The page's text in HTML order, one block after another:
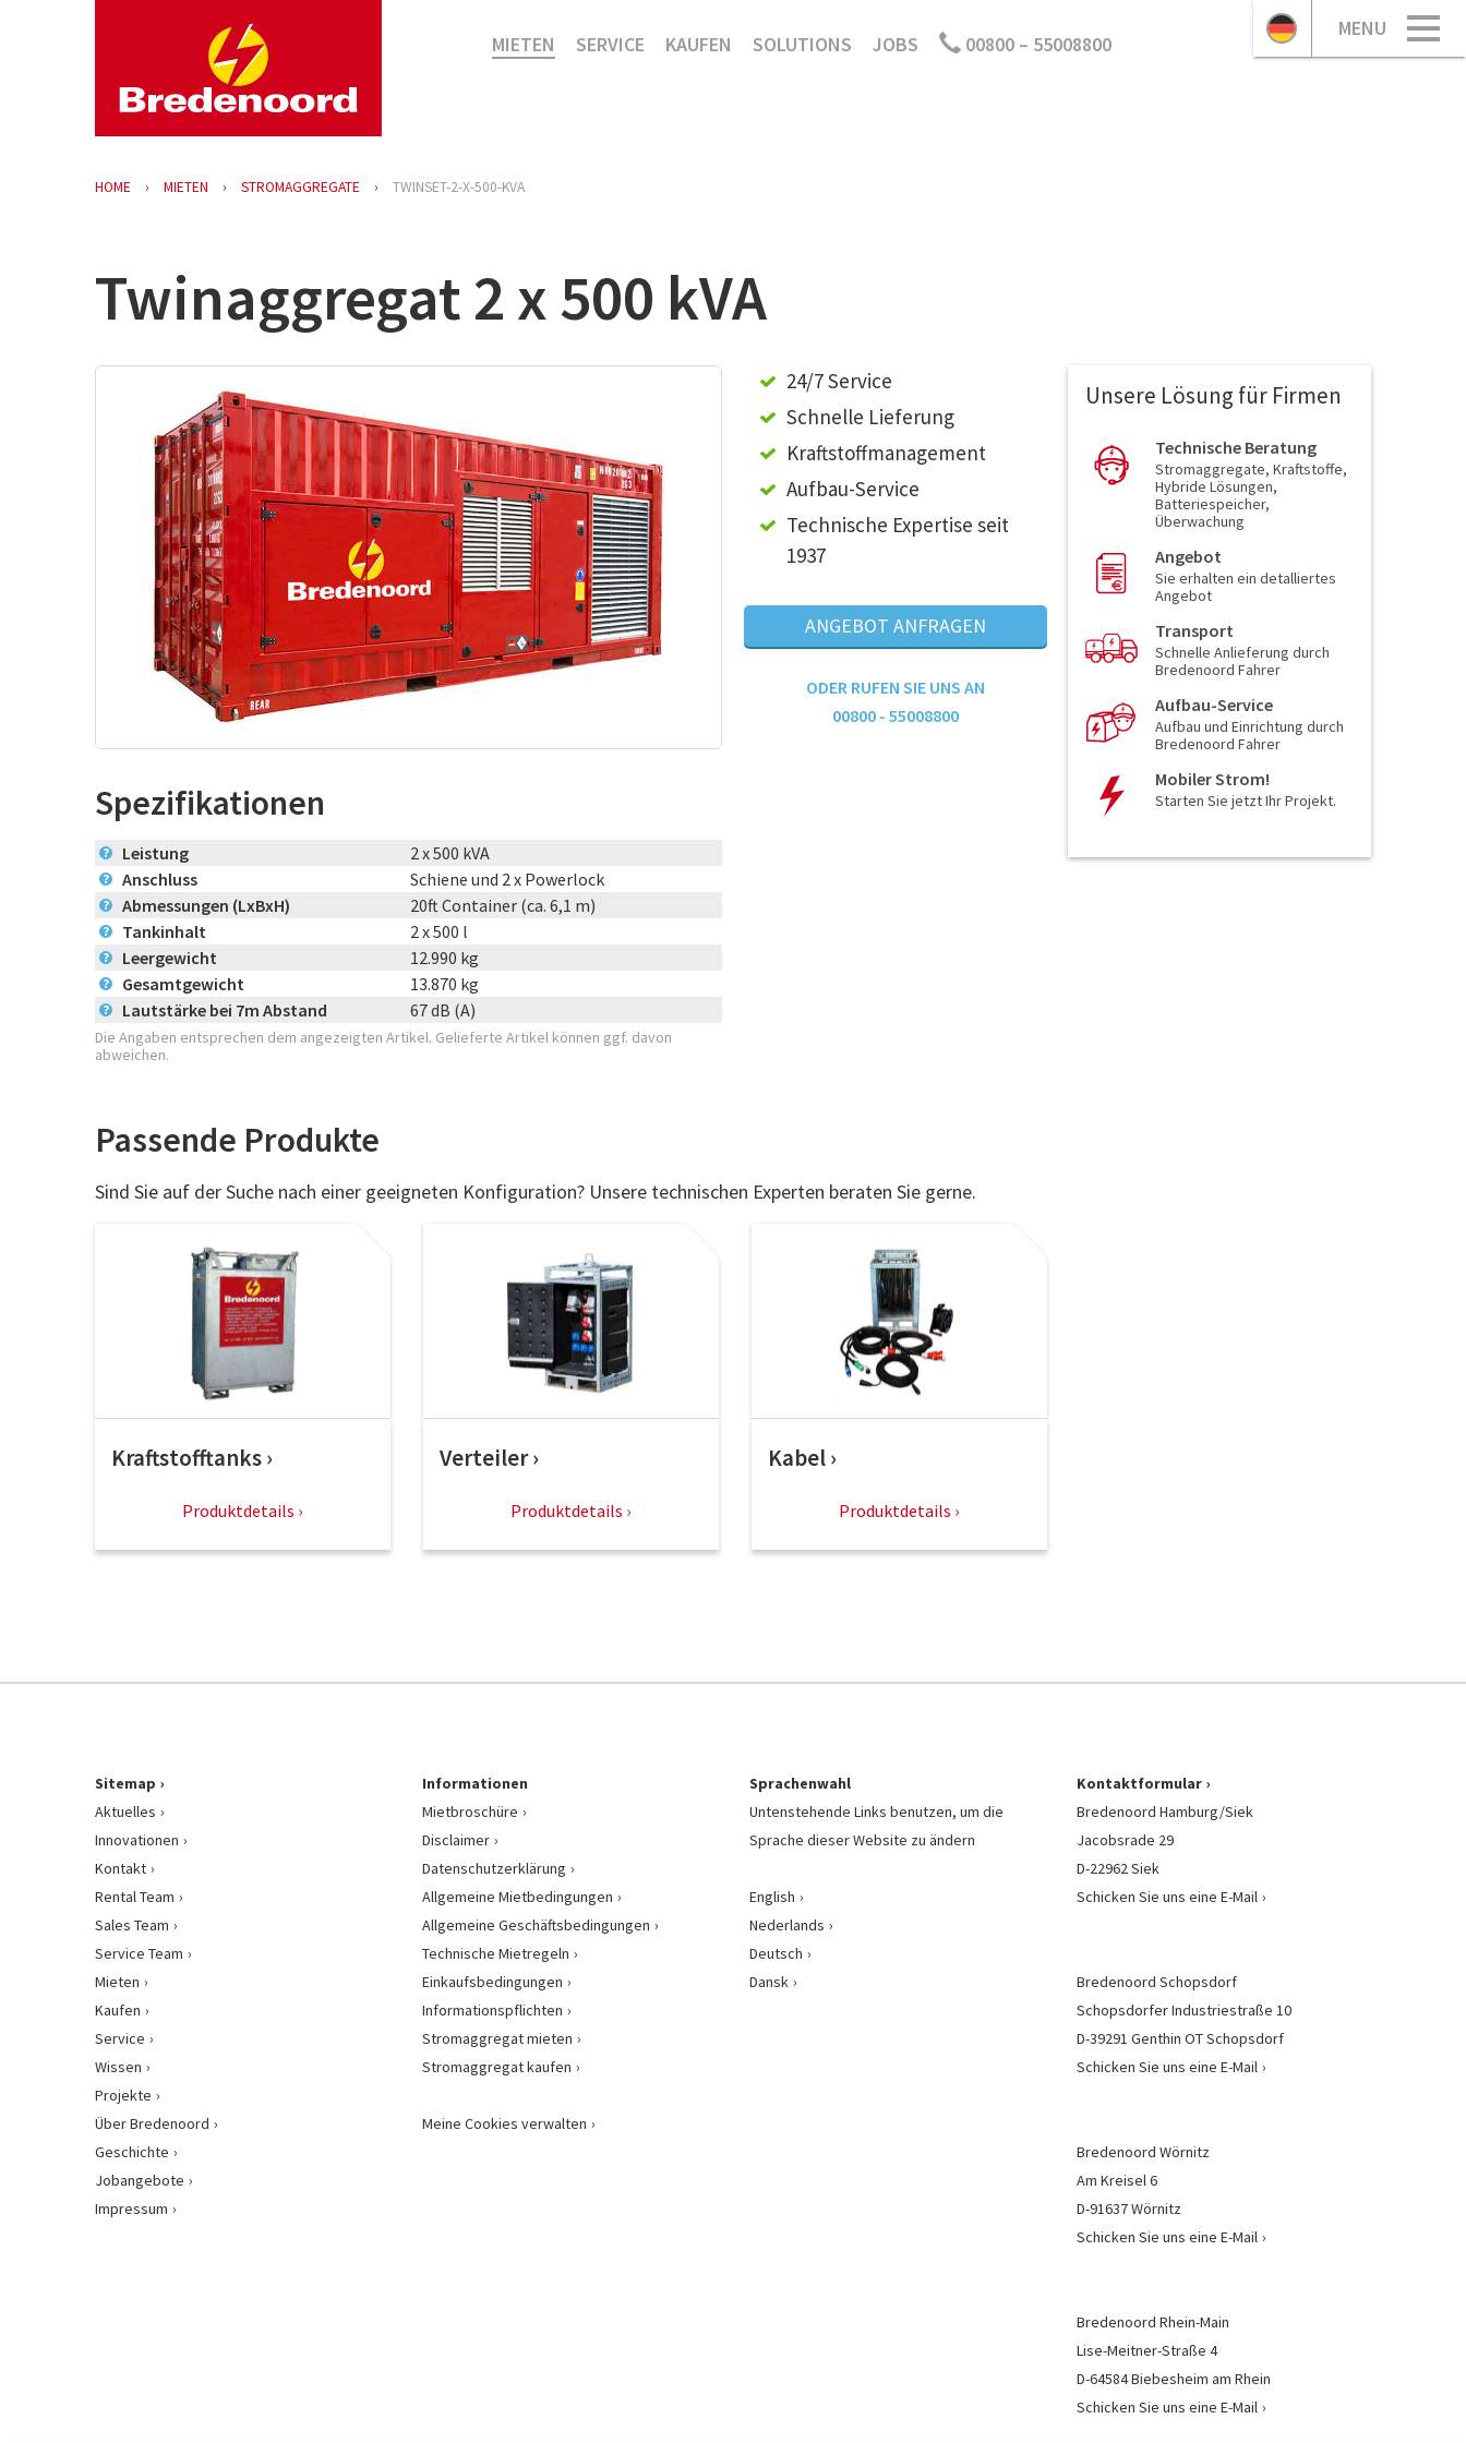
MENU
MIETEN SERVICE KAUFEN SOLUTIONS JOBS 00800 – 55008800
HOME MIETEN STROMAGGREGATE TWINSET-2-X-500-KVA
Twinaggregat 2 x 500 kVA
ANGEBOT ANFRAGEN
ODER RUFEN SIE UNS AN
00800 - 55008800
24/7 Service
Schnelle Lieferung
Kraftstoffmanagement
Aufbau-Service
Technische Expertise seit
1937
Spezifikationen
? Leistung 2 x 500 kVA
? Anschluss Schiene und 2 x Powerlock
? Abmessungen (LxBxH) 20ft Container (ca. 6,1 m)
? Tankinhalt 2 x 500 l
? Leergewicht 12.990 kg
? Gesamtgewicht 13.870 kg
? Lautstärke bei 7m Abstand 67 dB (A)
Die Angaben entsprechen dem angezeigten Artikel. Gelieferte Artikel können ggf. davon
abweichen.
Passende Produkte
Sind Sie auf der Suche nach einer geeigneten Konfiguration? Unsere technischen Experten beraten Sie gerne.
Kraftstofftanks
Produktdetails
Verteiler
Produktdetails
Kabel
Produktdetails
Unsere Lösung für Firmen
Technische Beratung
Stromaggregate, Kraftstoffe,
Hybride Lösungen,
Batteriespeicher,
Überwachung
Angebot
Sie erhalten ein detalliertes
Angebot
Transport
Schnelle Anlieferung durch
Bredenoord Fahrer
Aufbau-Service
Aufbau und Einrichtung durch
Bredenoord Fahrer
Mobiler Strom!
Starten Sie jetzt Ihr Projekt.
Sitemap
Aktuelles
Innovationen
Kontakt
Rental Team
Sales Team
Service Team
Mieten
Kaufen
Service
Wissen
Projekte
Über Bredenoord
Geschichte
Jobangebote
Impressum
Informationen
Mietbroschüre
Disclaimer
Datenschutzerklärung
Allgemeine Mietbedingungen
Allgemeine Geschäftsbedingungen
Technische Mietregeln
Einkaufsbedingungen
Informationspflichten
Stromaggregat mieten
Stromaggregat kaufen
Meine Cookies verwalten
Sprachenwahl
Untenstehende Links benutzen, um die
Sprache dieser Website zu ändern
English
Nederlands
Deutsch
Dansk
Kontaktformular
Bredenoord Hamburg/Siek
Jacobsrade 29
D-22962 Siek
Schicken Sie uns eine E-Mail
Bredenoord Schopsdorf
Schopsdorfer Industriestraße 10
D-39291 Genthin OT Schopsdorf
Schicken Sie uns eine E-Mail
Bredenoord Wörnitz
Am Kreisel 6
D-91637 Wörnitz
Schicken Sie uns eine E-Mail
Bredenoord Rhein-Main
Lise-Meitner-Straße 4
D-64584 Biebesheim am Rhein
Schicken Sie uns eine E-Mail